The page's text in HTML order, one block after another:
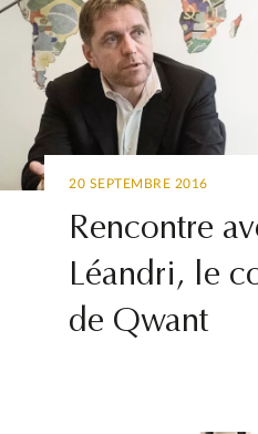
20 SEPTEMBRE 2016
Rencontre
Léandri, le
de Qwant